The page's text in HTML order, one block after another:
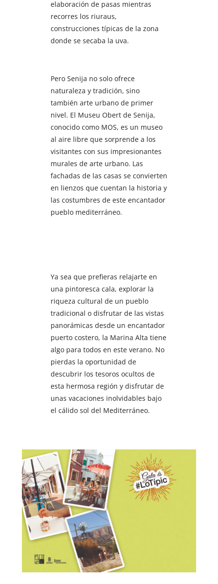
elaboración de pasas mientras
recorres los riuraus,
construcciones típicas de la zona
donde se secaba la uva.
Pero Senija no solo ofrece
naturaleza y tradición, sino
también arte urbano de primer
nivel. El Museu Obert de Senija,
conocido como MOS, es un museo
al aire libre que sorprende a los
visitantes con sus impresionantes
murales de arte urbano. Las
fachadas de las casas se convierten
en lienzos que cuentan la historia y
las costumbres de este encantador
pueblo mediterráneo.
Ya sea que prefieras relajarte en
una pintoresca cala, explorar la
riqueza cultural de un pueblo
tradicional o disfrutar de las vistas
panorámicas desde un encantador
puerto costero, la Marina Alta tiene
algo para todos en este verano. No
pierdas la oportunidad de
descubrir los tesoros ocultos de
esta hermosa región y disfrutar de
unas vacaciones inolvidables bajo
el cálido sol del Mediterráneo.